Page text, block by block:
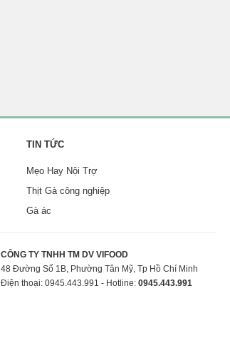
TIN TỨC
Mẹo Hay Nội Trợ
Thịt Gà công nghiệp
Gà ác
CÔNG TY TNHH TM DV VIFOOD
48 Đường Số 1B, Phường Tân Mỹ, Tp Hồ Chí Minh
Điện thoại: 0945.443.991 - Hotline: 0945.443.991